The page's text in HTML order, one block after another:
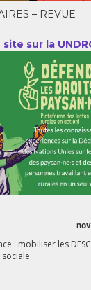
– REVUE
sur la
: mobiliser les
sociale